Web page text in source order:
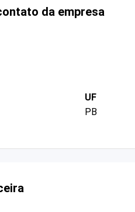
da empresa
UF
PB